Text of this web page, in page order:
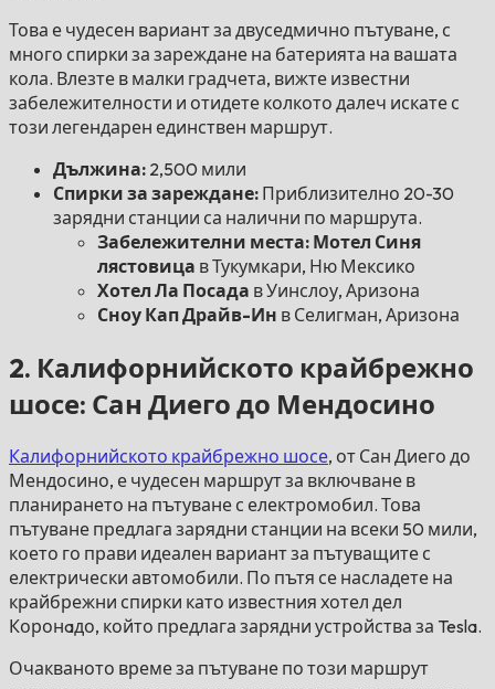
Това е чудесен вариант за двуседмично пътуване, с
много спирки за зареждане на батерията на вашата
кола. Влезте в малки градчета, вижте известни
забележителности и отидете колкото далеч искате с
този легендарен единствен маршрут.
Дължина: 2,500 мили
Спирки за зареждане: Приблизително 20-30
зарядни станции са налични по маршрута.
Забележителни места: Мотел Синя
лястовица в Тукумкари, Ню Мексико
Хотел Ла Посада в Уинслоу, Аризона
Сноу Кап Драйв-Ин в Селигман, Аризона
2. Калифорнийското крайбрежно
шосе: Сан Диего до Мендосино
Калифорнийското крайбрежно шосе, от Сан Диего до
Мендосино, е чудесен маршрут за включване в
планирането на пътуване с електромобил. Това
пътуване предлага зарядни станции на всеки 50 мили,
което го прави идеален вариант за пътуващите с
електрически автомобили. По пътя се насладете на
крайбрежни спирки като известния хотел дел
Коронaдо, който предлага зарядни устройства за Tesla.
Очакваното време за пътуване по този маршрут